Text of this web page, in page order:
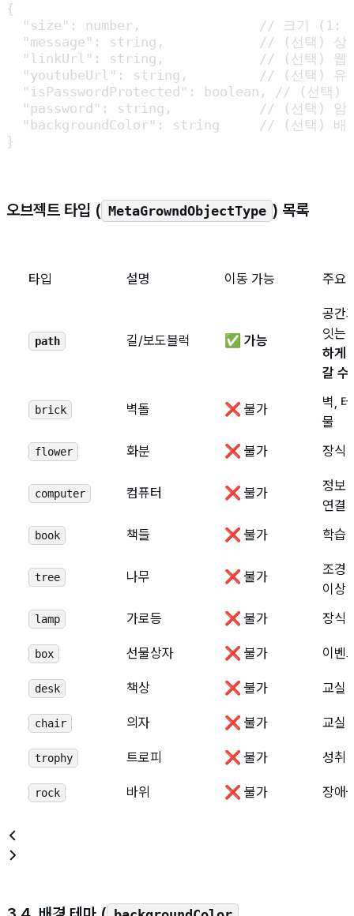
{
"size": number,               // 크기 (1:
"message": string,            // (선택) 상
"linkUrl": string,            // (선택) 웹
"youtubeUrl": string,         // (선택) 유
"isPasswordProtected": boolean, // (선택)
"password": string,           // (선택) 암
"backgroundColor": string     // (선택) 배
}
오브젝트 타입 ( MetaGrowndObjectType ) 목록
타입 설명 이동 가능 주요
path 길/보도블럭 ✅ 가능
공간
잇는
하게
갈 수
brick 벽돌 ❌ 불가
벽,
물
flower 화분 ❌ 불가 장식
computer 컴퓨터 ❌ 불가
정보
연결
book 책들 ❌ 불가 학습
tree 나무 ❌ 불가
조경
이상
lamp 가로등 ❌ 불가 장식
box 선물상자 ❌ 불가 이벤
desk 책상 ❌ 불가 교실
chair 의자 ❌ 불가 교실
trophy 트로피 ❌ 불가 성취
rock 바위 ❌ 불가 장애